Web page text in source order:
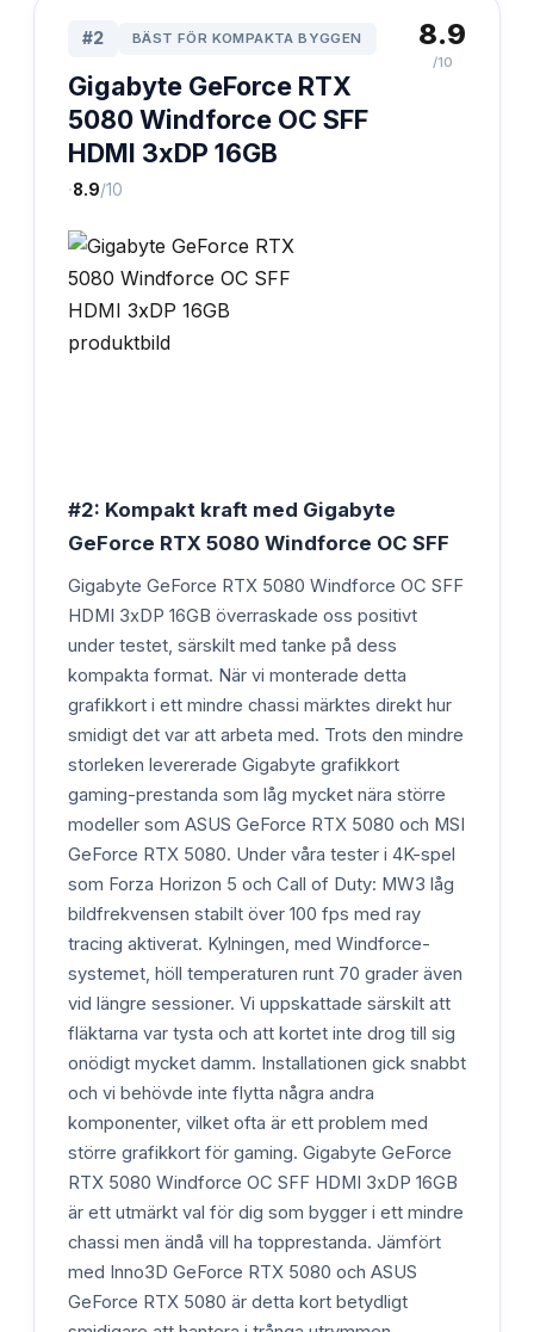
#2 BÄST FÖR KOMPAKTA BYGGEN
Gigabyte GeForce RTX
5080 Windforce OC SFF
HDMI 3xDP 16GB
·8.9/10
8.9
/10
#2: Kompakt kraft med Gigabyte
GeForce RTX 5080 Windforce OC SFF
Gigabyte GeForce RTX 5080 Windforce OC SFF
HDMI 3xDP 16GB överraskade oss positivt
under testet, särskilt med tanke på dess
kompakta format. När vi monterade detta
grafikkort i ett mindre chassi märktes direkt hur
smidigt det var att arbeta med. Trots den mindre
storleken levererade Gigabyte grafikkort
gaming-prestanda som låg mycket nära större
modeller som ASUS GeForce RTX 5080 och MSI
GeForce RTX 5080. Under våra tester i 4K-spel
som Forza Horizon 5 och Call of Duty: MW3 låg
bildfrekvensen stabilt över 100 fps med ray
tracing aktiverat. Kylningen, med Windforce-
systemet, höll temperaturen runt 70 grader även
vid längre sessioner. Vi uppskattade särskilt att
fläktarna var tysta och att kortet inte drog till sig
onödigt mycket damm. Installationen gick snabbt
och vi behövde inte flytta några andra
komponenter, vilket ofta är ett problem med
större grafikkort för gaming. Gigabyte GeForce
RTX 5080 Windforce OC SFF HDMI 3xDP 16GB
är ett utmärkt val för dig som bygger i ett mindre
chassi men ändå vill ha topprestanda. Jämfört
med Inno3D GeForce RTX 5080 och ASUS
GeForce RTX 5080 är detta kort betydligt